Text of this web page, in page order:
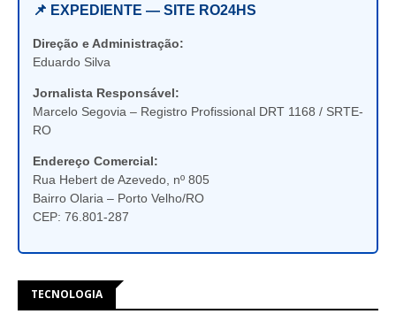
📌 EXPEDIENTE — SITE RO24HS
Direção e Administração:
Eduardo Silva
Jornalista Responsável:
Marcelo Segovia – Registro Profissional DRT 1168 / SRTE-
RO
Endereço Comercial:
Rua Hebert de Azevedo, nº 805
Bairro Olaria – Porto Velho/RO
CEP: 76.801-287
TECNOLOGIA